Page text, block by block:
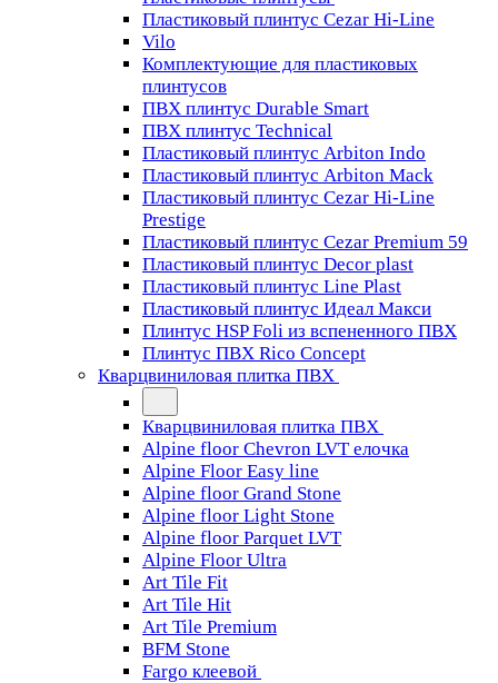
Пластиковый плинтус Cezar Hi-Line
Vilo
Комплектующие для пластиковых
плинтусов
ПВХ плинтус Durable Smart
ПВХ плинтус Technical
Пластиковый плинтус Arbiton Indo
Пластиковый плинтус Arbiton Mack
Пластиковый плинтус Cezar Hi-Line
Prestige
Пластиковый плинтус Cezar Premium 59
Пластиковый плинтус Decor plast
Пластиковый плинтус Line Plast
Пластиковый плинтус Идеал Макси
Плинтус HSP Foli из вспененного ПВХ
Плинтус ПВХ Rico Concept
Кварцвиниловая плитка ПВХ
Кварцвиниловая плитка ПВХ
Alpine floor Chevron LVT елочка
Alpine Floor Easy line
Alpine floor Grand Stone
Alpine floor Light Stone
Alpine floor Parquet LVT
Alpine Floor Ultra
Art Tile Fit
Art Tile Hit
Art Tile Premium
BFM Stone
Fargo клеевой